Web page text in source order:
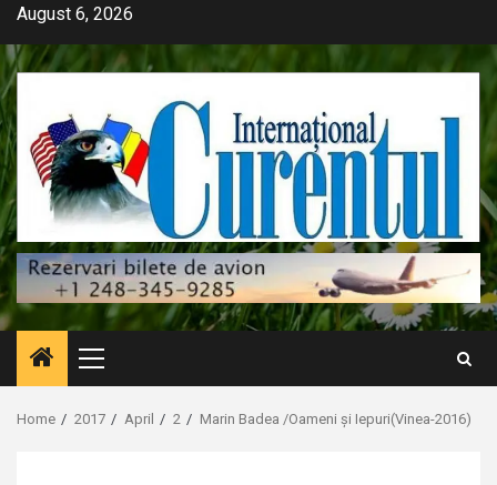
Skip
content
August 6, 2026
Primary
Menu
Home 2017 April 2 Marin Badea /Oameni și Iepuri(Vinea-2016)